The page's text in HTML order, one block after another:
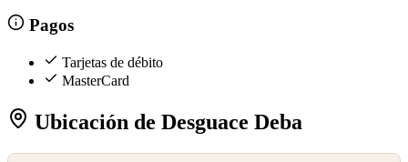
Pagos
Tarjetas de débito
MasterCard
Ubicación de Desguace Deba